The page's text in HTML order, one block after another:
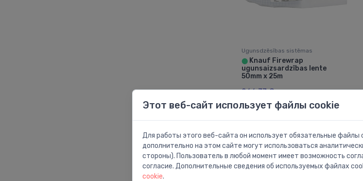
Ugunsdzēsības sistēmas
⬤ Knauf Firewrap
ugunsaizsardzības lente
50mm x 25m
266.37 €
Этот веб-сайт использует файлы cookie
Для работы этого веб-сайта он использует обязательные файлы
дополнительно на этом сайте могут использоваться
стороны). Пользователь в любой момент имеет возможность
согласие. Дополнительные сведения об используемых файлах
cookie.